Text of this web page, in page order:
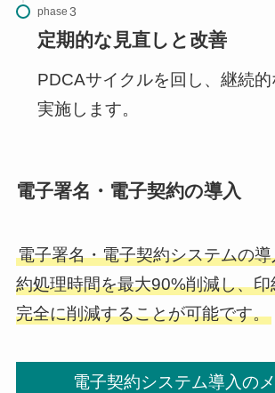
phase
定期的な見直しと改善
PDCAサイクルを回し、継続
実施します。
電子署名・電子契約の導入
電子署名・電子契約システムの
約処理時間を最大90%削減し、
完全に削減することが可能です。
電子契約システム導入の